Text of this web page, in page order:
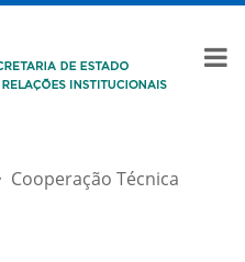
Cooperação Técnica